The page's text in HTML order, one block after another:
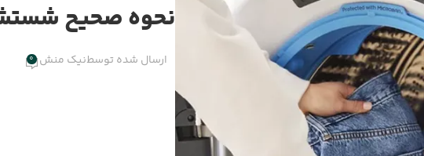
نحوه صحیح
ارسال شده توسطنیک منش 0